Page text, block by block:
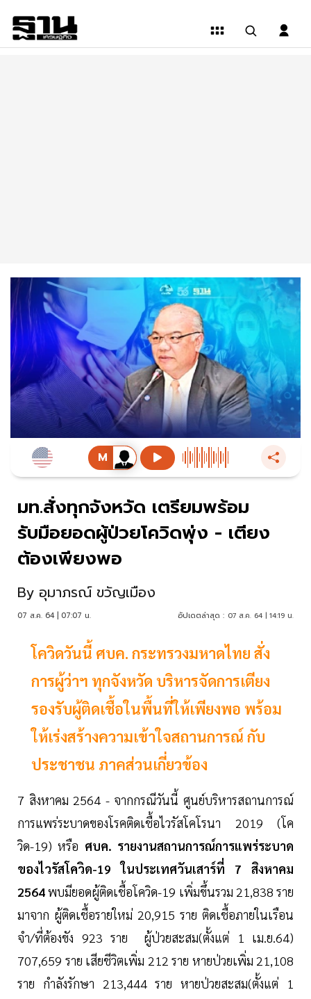
มท.สั่งทุกจังหวัด เตรียมพร้อม
รับมือยอดผู้ป่วยโควิดพุ่ง - เตียง
ต้องเพียงพอ
By อุมาภรณ์ ขวัญเมือง
07 ส.ค. 64 | 07:07 น. อัปเดตล่าสุด : 07 ส.ค. 64 | 14:19 น.
โควิดวันนี้ ศบค. กระทรวงมหาดไทย สั่ง
การผู้ว่าฯ ทุกจังหวัด บริหารจัดการเตียง
รองรับผู้ติดเชื้อในพื้นที่ให้เพียงพอ พร้อม
ให้เร่งสร้างความเข้าใจสถานการณ์ กับ
ประชาชน ภาคส่วนเกี่ยวข้อง
7 สิงหาคม 2564 - จากกรณีวันนี้ ศูนย์บริหารสถานการณ์
การแพร่ระบาดของโรคติดเชื้อไวรัสโคโรนา 2019 (โค
วิด-19) หรือ ศบค. รายงานสถานการณ์การแพร่ระบาด
ของไวรัสโควิด-19 ในประเทศวันเสาร์ที่ 7 สิงหาคม
2564พบมียอดผู้ติดเชื้อโควิด-19 เพิ่มขึ้นรวม 21,838 ราย
มาจาก ผู้ติดเชื้อรายใหม่ 20,915 ราย ติดเชื้อภายในเรือน
จำ/ที่ต้องขัง 923 ราย ผู้ป่วยสะสม(ตั้งแต่ 1 เม.ย.64)
707,659 ราย เสียชีวิตเพิ่ม 212 ราย หายป่วยเพิ่ม 21,108
ราย กำลังรักษา 213,444 ราย หายป่วยสะสม(ตั้งแต่ 1